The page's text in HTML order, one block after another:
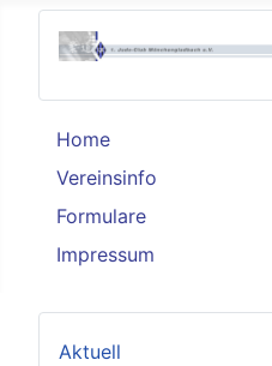
Home
Vereinsinfo
Formulare
Impressum
Aktuell